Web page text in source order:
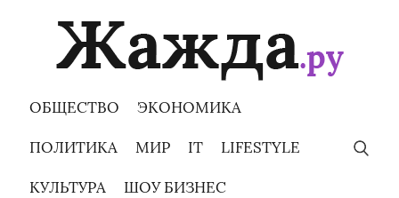
ОБЩЕСТВО ЭКОНОМИКА
ПОЛИТИКА МИР IT LIFESTYLE
КУЛЬТУРА ШОУ БИЗНЕС